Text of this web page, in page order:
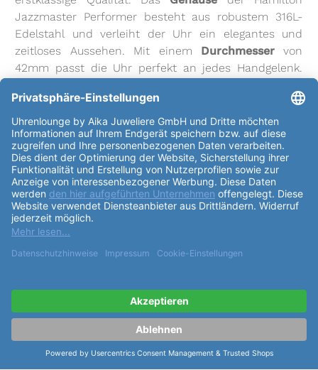
Jazzmaster Performer besteht aus robustem 316L-
Edelstahl und verleiht der Uhr ein elegantes und
zeitloses Aussehen. Mit einem Durchmesser von
42mm passt die Uhr perfekt an jedes Handgelenk.
dass die Uhr auch unter Wasser eine gute Figur
macht. DieLünetteder Uhr ist aus Edelstahl mit
PVD-Beschichtung in Schwarz gefertigt, was einen
schönen Kontrast zumGehäusedarstellt. Der
Sichtboden ermöglicht es, das präzise H-31 Kaliber
Uhrwerk in Aktion zu sehen. DasUhrglasbesteht aus
kratzfestem Saphirglas, das die Uhr vor
Beschädigungen schützt. Das
Hamilton Jazzmaster Performer ist in einem
eleganten matten Schwarz gehalten, mit
Kalbslederarmband in Schwarz mit einer Faltschließe
aus Edelstahl sorgt für einen bequemen Sitz am
Handgelenk. Die Uhr verfügt über eine Vielzahl von
Funktionen, darunter einen Chronographen, ein
Tachymeter, eine verschraubte Krone, eine